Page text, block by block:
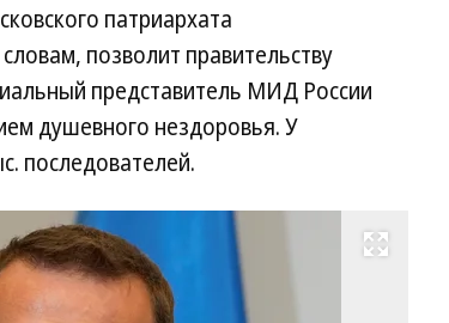
патриархата
позволит правительству
представитель МИД России
душевного нездоровья. У
последователей.
Развернуть на весь экран